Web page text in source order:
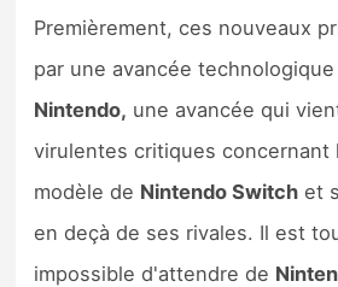
Premièrement, ces nouveaux
par une avancée
Nintendo, une avancée qui
virulentes critiques concernant
modèle de Nintendo Switch et
en deçà de ses rivales. Il est
impossible d'attendre de